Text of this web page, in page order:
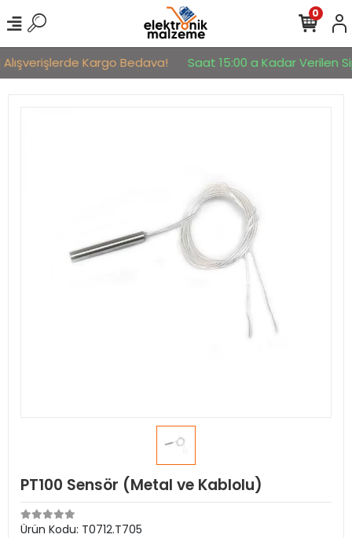
Kargo Bedava! Saat 15:00 a Kadar Verilen
0
PT100 Sensör (Metal ve Kablolu)
Ürün Kodu: T0712.T705